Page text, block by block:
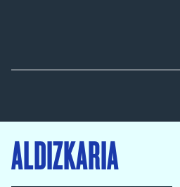
ALDIZKARIA